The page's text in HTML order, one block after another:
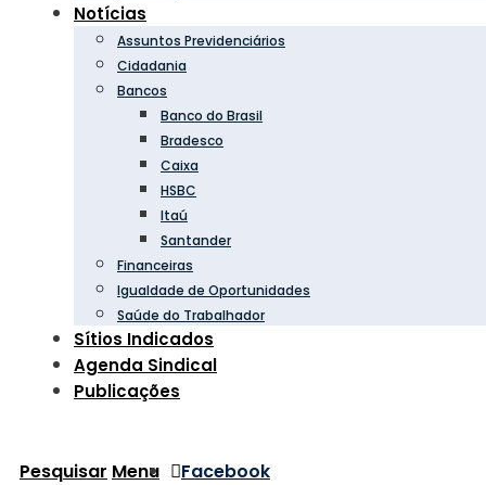
Notícias
Assuntos Previdenciários
Cidadania
Bancos
Banco do Brasil
Bradesco
Caixa
HSBC
Itaú
Santander
Financeiras
Igualdade de Oportunidades
Saúde do Trabalhador
Sítios Indicados
Agenda Sindical
Publicações
Pesquisar Menu
Facebook